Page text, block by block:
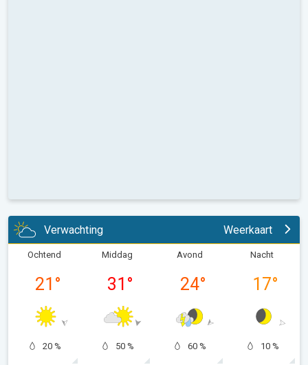
Verwachting Weerkaart
Ochtend
21 °
20 %
Middag
31 °
50 %
Avond
24°
60 %
Nacht
17°
10 %